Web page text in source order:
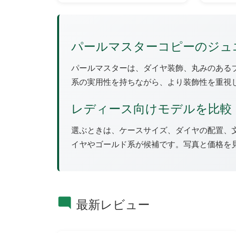
パールマスターコピーのジュ
パールマスターは、ダイヤ装飾、丸みのあ
系の実用性を持ちながら、より装飾性を重視
レディース向けモデルを比較
選ぶときは、ケースサイズ、ダイヤの配置
イヤやゴールド系が候補です。写真と価格を
最新レビュー